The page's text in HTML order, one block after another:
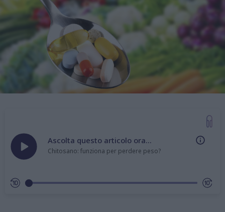
Ascolta questo articolo ora...
Chitosano: funziona per perdere peso?